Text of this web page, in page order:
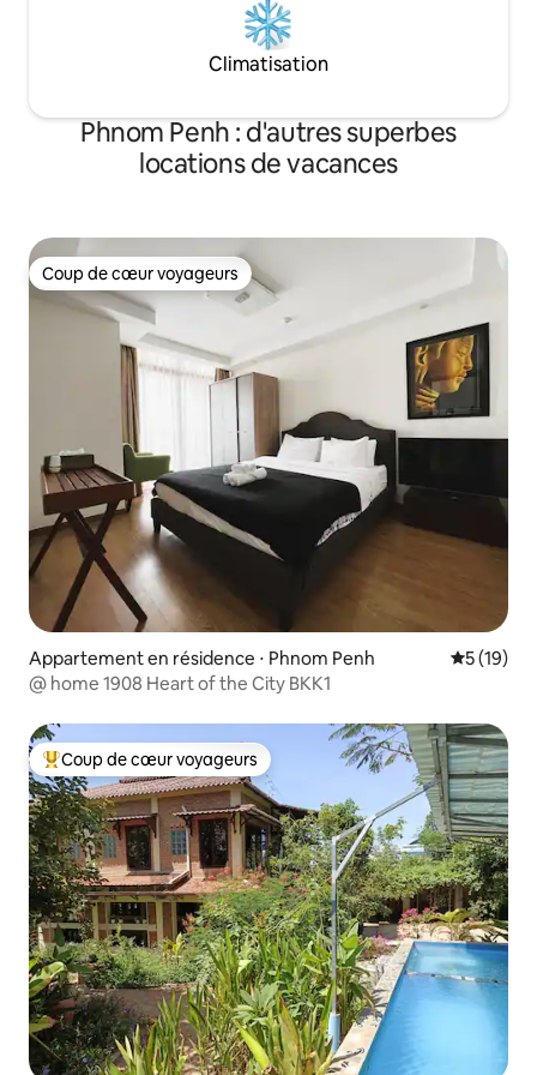
Climatisation
Phnom Penh : d'autres superbes
locations de vacances
Coup de cœur voyageurs
Coup de cœur voyageurs
Appartement en résidence ⋅ Phnom Penh
5 (19)
@ home 1908 Heart of the City BKK1
Coups de cœur voyageurs les plus appréciés
Coup de cœur voyageurs